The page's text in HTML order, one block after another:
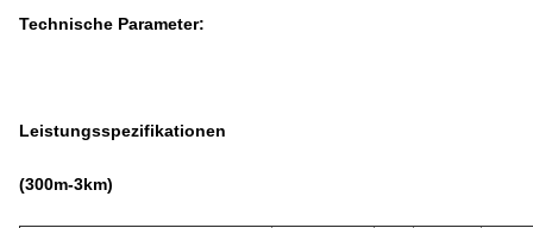
Technische Parameter:
Leistungsspezifikationen
(300m-3km)